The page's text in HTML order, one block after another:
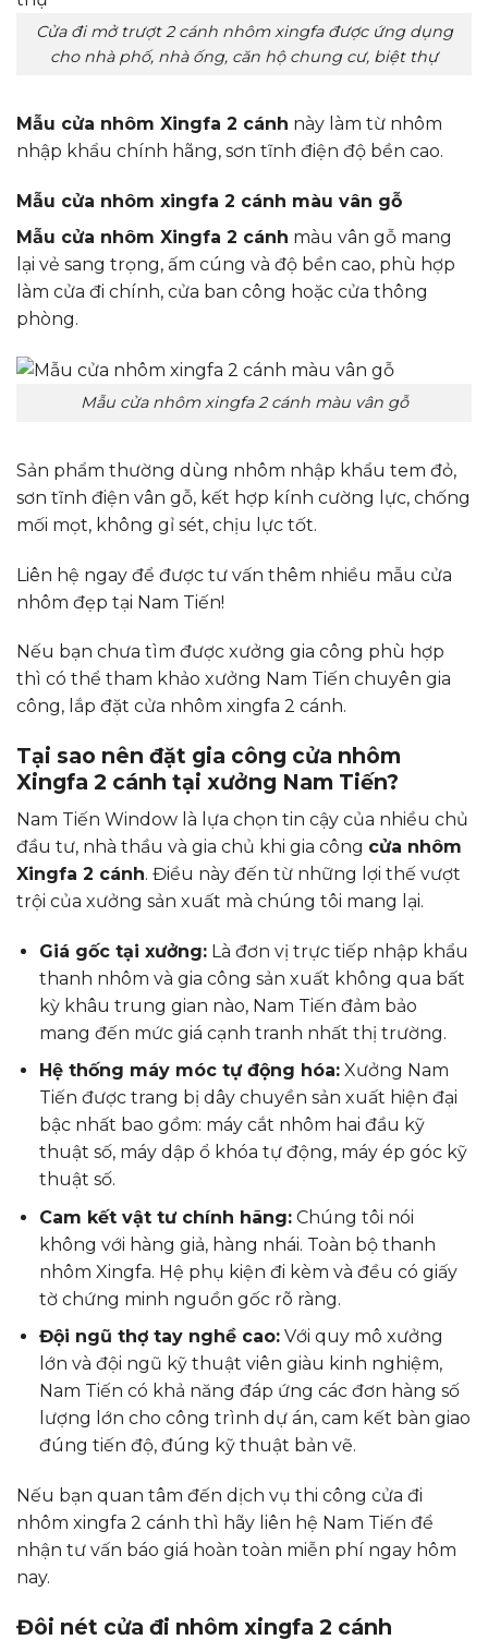
Cửa đi mở trượt 2 cánh nhôm xingfa được ứng dụng
cho nhà phố, nhà ống, căn hộ chung cư, biệt thự
Mẫu cửa nhôm Xingfa 2 cánh này làm từ nhôm
nhập khẩu chính hãng, sơn tĩnh điện độ bền cao.
Mẫu cửa nhôm xingfa 2 cánh màu vân gỗ
Mẫu cửa nhôm Xingfa 2 cánh màu vân gỗ mang
lại vẻ sang trọng, ấm cúng và độ bền cao, phù hợp
làm cửa đi chính, cửa ban công hoặc cửa thông
phòng.
Mẫu cửa nhôm xingfa 2 cánh màu vân gỗ
Sản phẩm thường dùng nhôm nhập khẩu tem đỏ,
sơn tĩnh điện vân gỗ, kết hợp kính cường lực, chống
mối mọt, không gỉ sét, chịu lực tốt.
Liên hệ ngay để được tư vấn thêm nhiều mẫu cửa
nhôm đẹp tại Nam Tiến!
Nếu bạn chưa tìm được xưởng gia công phù hợp
thì có thể tham khảo xưởng Nam Tiến chuyên gia
công, lắp đặt cửa nhôm xingfa 2 cánh.
Tại sao nên đặt gia công cửa nhôm
Xingfa 2 cánh tại xưởng Nam Tiến?
Nam Tiến Window là lựa chọn tin cậy của nhiều chủ
đầu tư, nhà thầu và gia chủ khi gia công cửa nhôm
Xingfa 2 cánh. Điều này đến từ những lợi thế vượt
trội của xưởng sản xuất mà chúng tôi mang lại.
Giá gốc tại xưởng:Là đơn vị trực tiếp nhập khẩu
thanh nhôm và gia công sản xuất không qua bất
kỳ khâu trung gian nào, Nam Tiến đảm bảo
mang đến mức giá cạnh tranh nhất thị trường.
Hệ thống máy móc tự động hóa:Xưởng Nam
Tiến được trang bị dây chuyền sản xuất hiện đại
bậc nhất bao gồm: máy cắt nhôm hai đầu kỹ
thuật số, máy dập ổ khóa tự động, máy ép góc kỹ
thuật số.
Cam kết vật tư chính hãng:Chúng tôi nói
không với hàng giả, hàng nhái. Toàn bộ thanh
nhôm Xingfa. Hệ phụ kiện đi kèm và đều có giấy
tờ chứng minh nguồn gốc rõ ràng.
Đội ngũ thợ tay nghề cao:Với quy mô xưởng
lớn và đội ngũ kỹ thuật viên giàu kinh nghiệm,
Nam Tiến có khả năng đáp ứng các đơn hàng số
lượng lớn cho công trình dự án, cam kết bàn giao
đúng tiến độ, đúng kỹ thuật bản vẽ.
Nếu bạn quan tâm đến dịch vụ thi công cửa đi
nhôm xingfa 2 cánh thì hãy liên hệ Nam Tiến để
nhận tư vấn báo giá hoàn toàn miễn phí ngay hôm
nay.
Đôi nét cửa đi nhôm xingfa 2 cánh